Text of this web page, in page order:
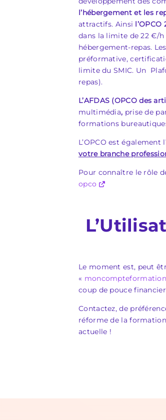
l’hébergement et les
attractifs. Ainsi
dans la limite de 22 €/
hébergement-repas.
préformative,
limite du SMIC. Un
repas).
L’AFDAS (OPCO des
multimédia, prise de
formations
L’OPCO est
votre branche
Pour connaître le rôle
opco
Le moment est, peut
«
coup de pouce
Contactez, de
réforme de la
actuelle !